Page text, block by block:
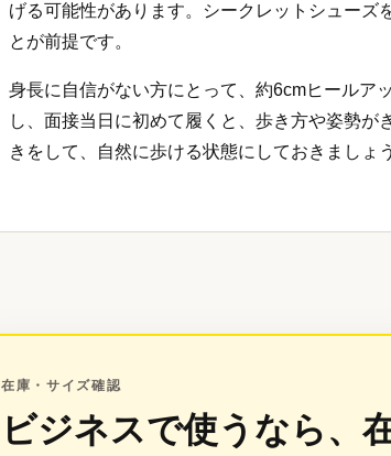
げる可能性があります。シークレットシューズ
とが前提です。
身長に自信がない方にとって、約6cmヒールア
し、面接当日に初めて履くと、歩き方や姿勢
きをして、自然に歩ける状態にしておきましょう
在庫・サイズ確認
ビジネスで使うなら、